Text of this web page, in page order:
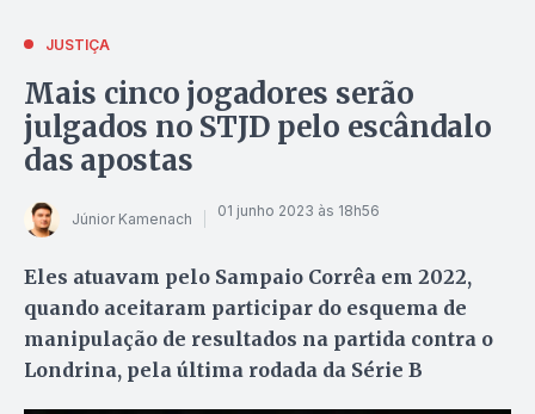
JUSTIÇA
Mais cinco jogadores serão
julgados no STJD pelo escândalo
das apostas
Júnior Kamenach 01 junho 2023 às 18h56
Eles atuavam pelo Sampaio Corrêa em 2022,
quando aceitaram participar do esquema de
manipulação de resultados na partida contra o
Londrina, pela última rodada da Série B